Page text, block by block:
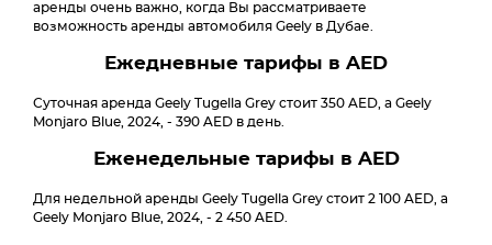
аренды очень важно, когда Вы рассматриваете
возможность аренды автомобиля Geely в Дубае.
Ежедневные тарифы в AED
Суточная аренда Geely Tugella Grey стоит 350 AED, а Geely
Monjaro Blue, 2024, - 390 AED в день.
Еженедельные тарифы в AED
Для недельной аренды Geely Tugella Grey стоит 2 100 AED, а
Geely Monjaro Blue, 2024, - 2 450 AED.